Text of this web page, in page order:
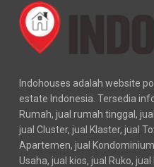
Indohouses adalah website
estate Indonesia. Tersedia
Rumah, jual rumah tinggal,
jual Cluster, jual Klaster, jual
Apartemen, jual
Usaha, jual kios, jual Ruko,